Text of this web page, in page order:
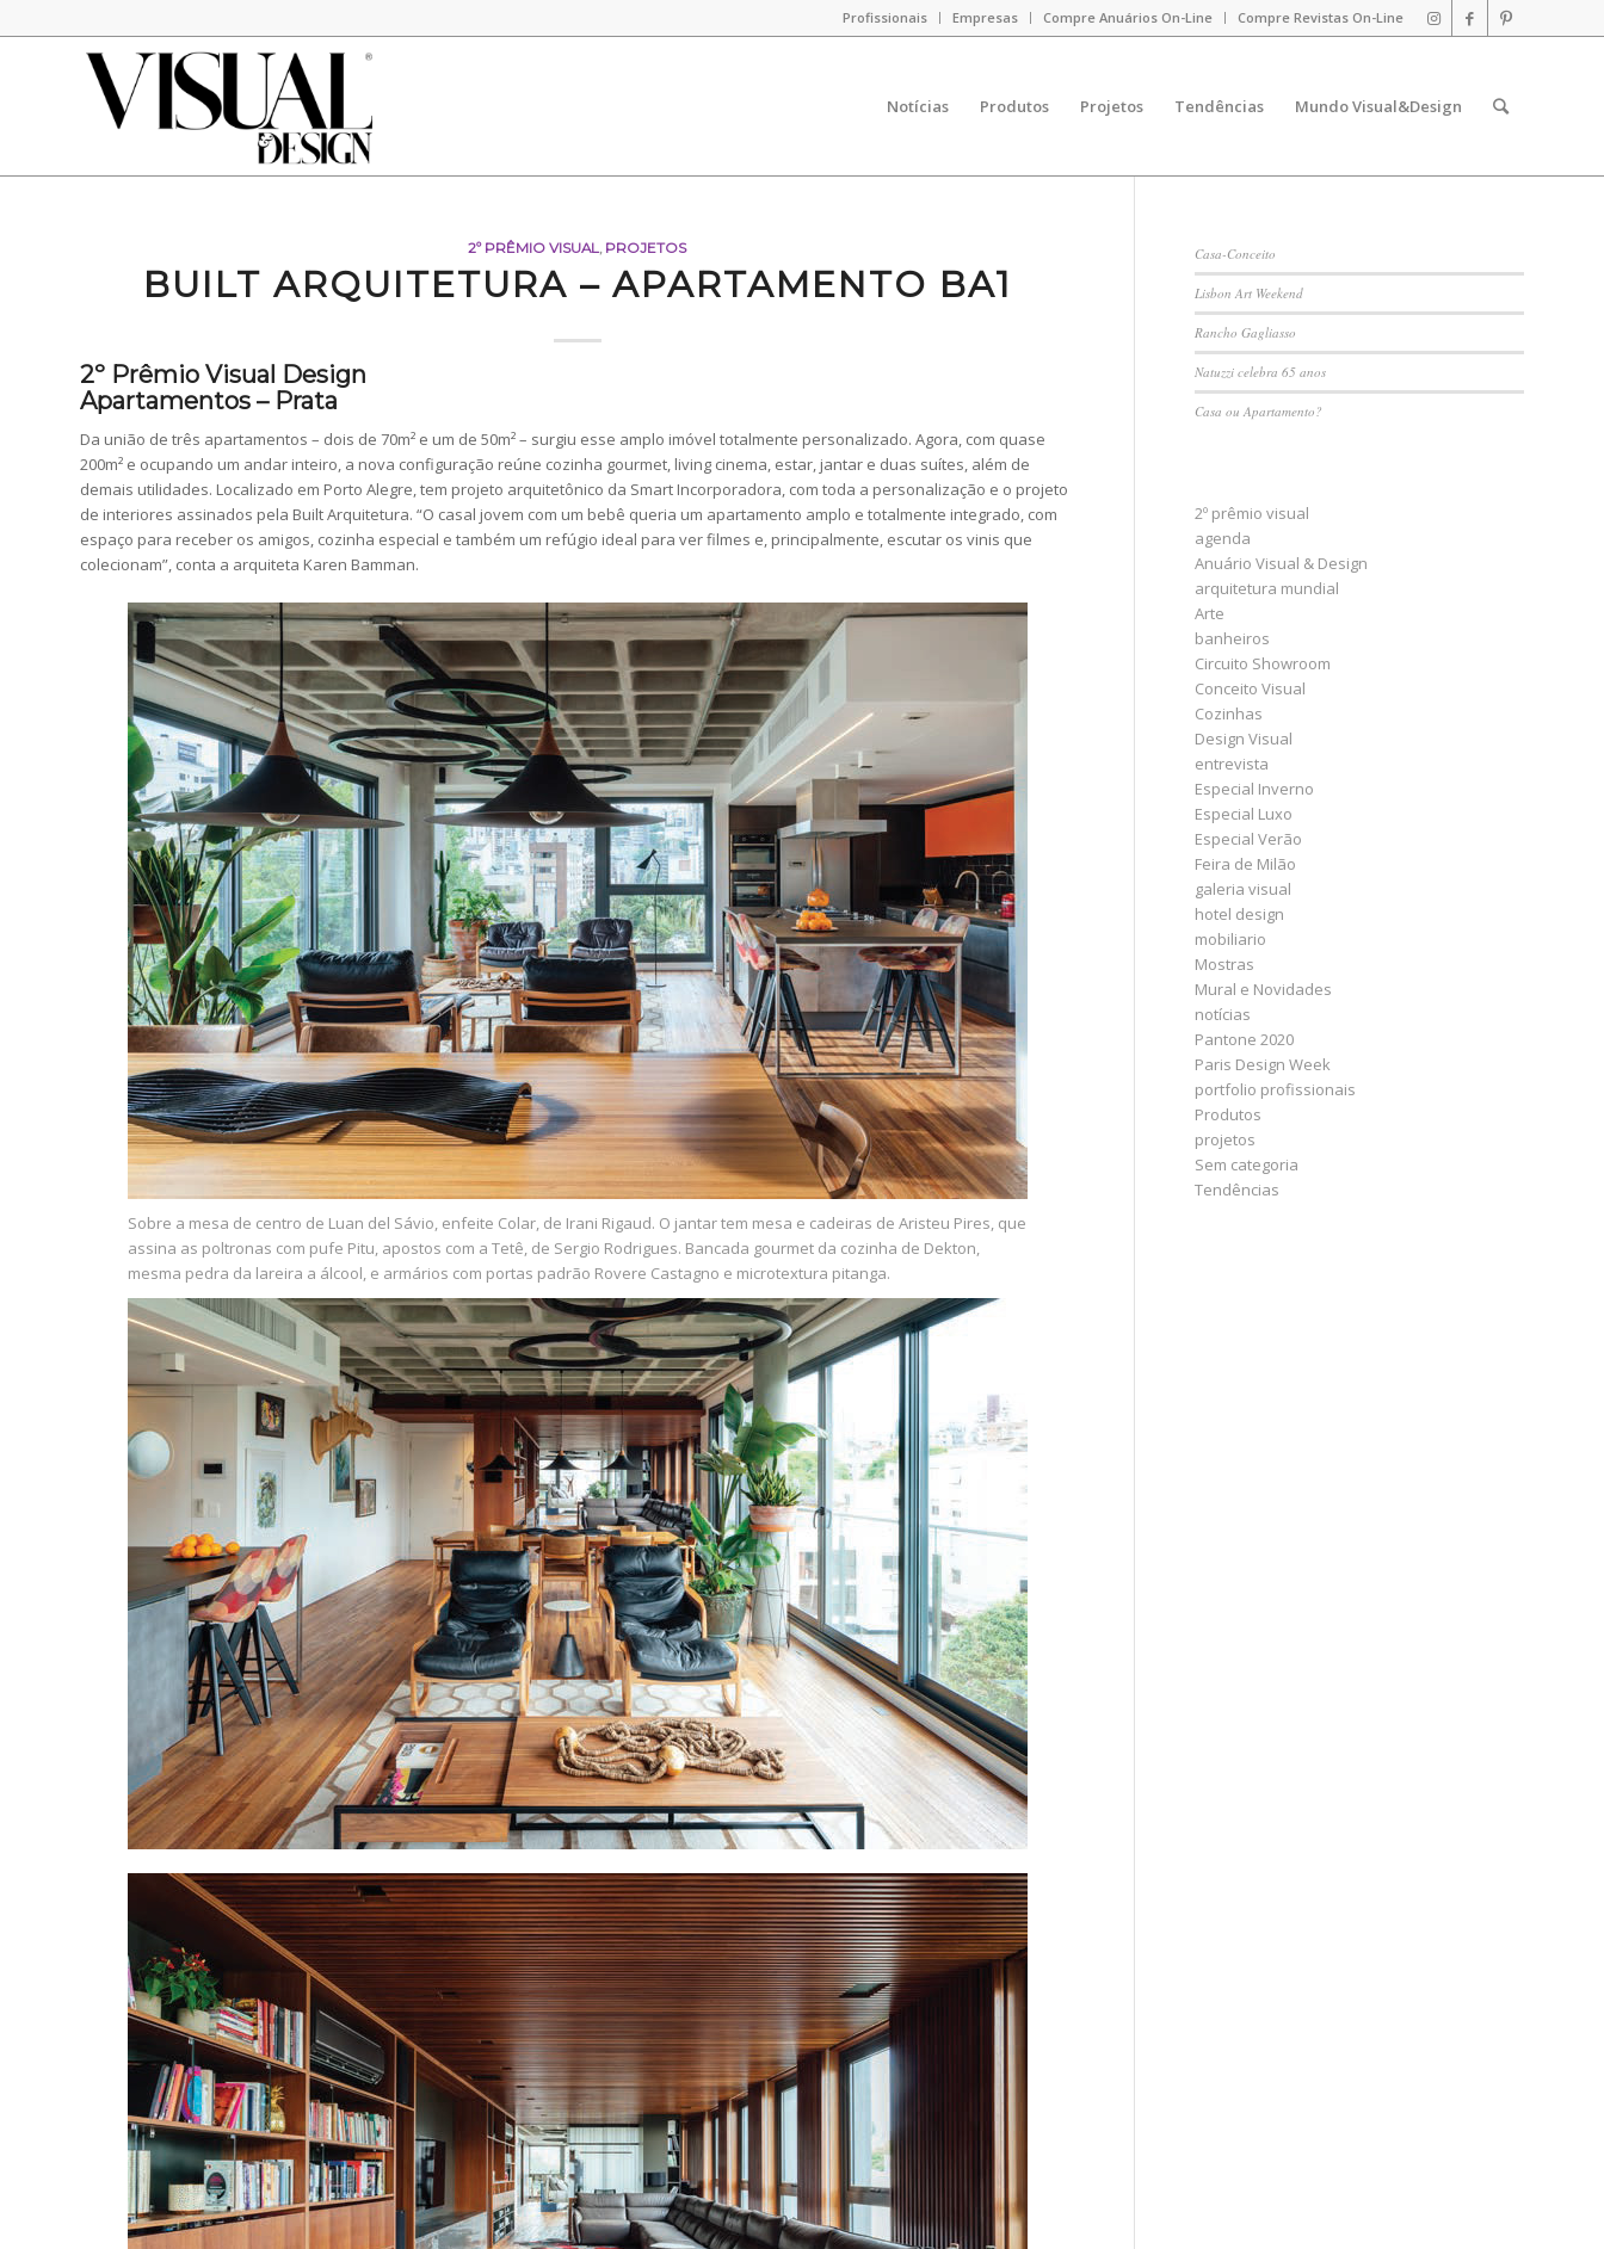
Profissionais Empresas Compre Anuários On-Line Compre Revistas On-Line
Notícias Produtos Projetos Tendências Mundo Visual&Design
2º PRÊMIO VISUAL, PROJETOS
BUILT ARQUITETURA – APARTAMENTO BA1
2º Prêmio Visual Design
Apartamentos – Prata
Da união de três apartamentos – dois de 70m² e um de 50m² – surgiu esse amplo imóvel totalmente personalizado. Agora, com quase
200m² e ocupando um andar inteiro, a nova configuração reúne cozinha gourmet, living cinema, estar, jantar e duas suítes, além de
demais utilidades. Localizado em Porto Alegre, tem projeto arquitetônico da Smart Incorporadora, com toda a personalização e o projeto
de interiores assinados pela Built Arquitetura. “O casal jovem com um bebê queria um apartamento amplo e totalmente integrado, com
espaço para receber os amigos, cozinha especial e também um refúgio ideal para ver filmes e, principalmente, escutar os vinis que
colecionam”, conta a arquiteta Karen Bamman.
Sobre a mesa de centro de Luan del Sávio, enfeite Colar, de Irani Rigaud. O jantar tem mesa e cadeiras de Aristeu Pires, que
assina as poltronas com pufe Pitu, apostos com a Tetê, de Sergio Rodrigues. Bancada gourmet da cozinha de Dekton,
mesma pedra da lareira a álcool, e armários com portas padrão Rovere Castagno e microtextura pitanga.
Casa-Conceito
Lisbon Art Weekend
Rancho Gagliasso
Natuzzi celebra 65 anos
Casa ou Apartamento?
2º prêmio visual
agenda
Anuário Visual & Design
arquitetura mundial
Arte
banheiros
Circuito Showroom
Conceito Visual
Cozinhas
Design Visual
entrevista
Especial Inverno
Especial Luxo
Especial Verão
Feira de Milão
galeria visual
hotel design
mobiliario
Mostras
Mural e Novidades
notícias
Pantone 2020
Paris Design Week
portfolio profissionais
Produtos
projetos
Sem categoria
Tendências